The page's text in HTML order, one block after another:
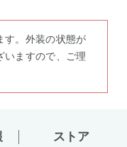
す。外装の状態が
いますので、ご理
ストア